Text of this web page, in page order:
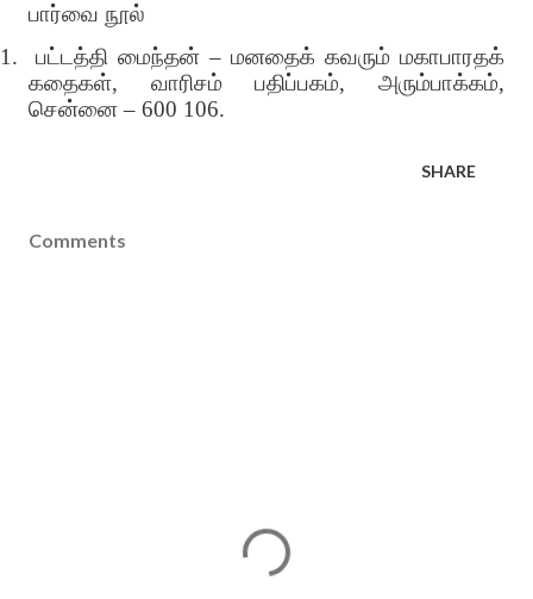
பார்வை நூல்
1.
பட்டத்தி மைந்தன் – மனதைக் கவரும் மகாபாரதக்
கதைகள், வாரிசம் பதிப்பகம், அரும்பாக்கம்,
சென்னை – 600 106.
SHARE
Comments